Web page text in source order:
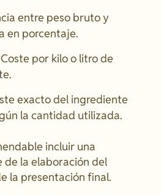
entre peso bruto y
en porcentaje.
por kilo o litro de
exacto del ingrediente
la cantidad utilizada.
incluir una
de la elaboración del
la presentación final.